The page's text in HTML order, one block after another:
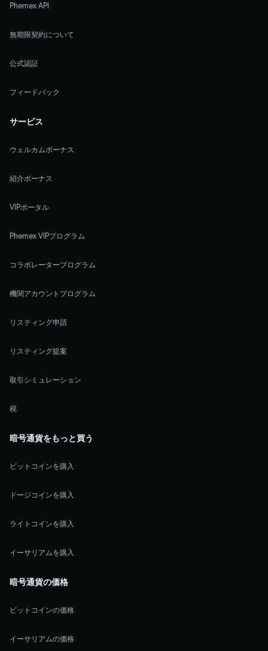
Phemex API
無期限契約について
公式認証
フィードバック
サービス
ウェルカムボーナス
紹介ボーナス
VIPポータル
Phemex VIPプログラム
コラボレータープログラム
機関アカウントプログラム
リスティング申請
リスティング提案
取引シミュレーション
税
暗号通貨をもっと買う
ビットコインを購入
ドージコインを購入
ライトコインを購入
イーサリアムを購入
暗号通貨の価格
ビットコインの価格
イーサリアムの価格